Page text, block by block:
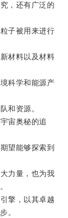
，还有广泛的
子被用来进行
材料以及材料
科学和能源产
和资源。
宙奥秘的追
望能够探索到
力量，也为我
擎，以其卓越
。